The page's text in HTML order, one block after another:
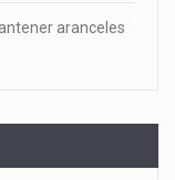
aranceles